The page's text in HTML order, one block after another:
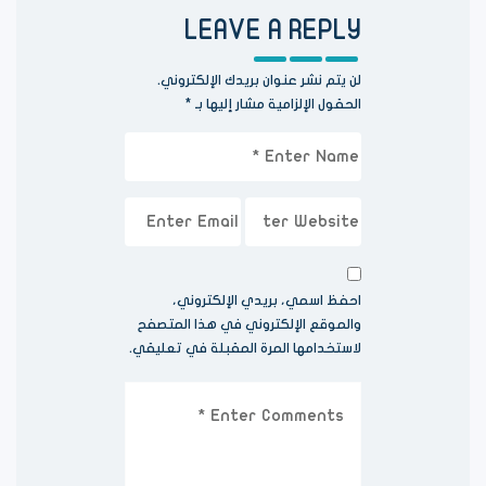
LEAVE A REPLY
لن يتم نشر عنوان بريدك الإلكتروني.
الحقول الإلزامية مشار إليها بـ *
احفظ اسمي، بريدي الإلكتروني،
والموقع الإلكتروني في هذا المتصفح
لاستخدامها المرة المقبلة في تعليقي.